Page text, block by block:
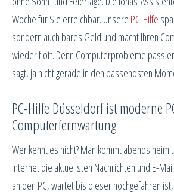
Woche für Sie erreichbar. Unsere PC-Hilfe
sondern auch bares Geld und macht Ihren
wieder flott. Denn Computerprobleme
sagt, ja nicht gerade in den passendsten
PC-Hilfe Düsseldorf ist moderne
Computerfernwartung
Wer kennt es nicht? Man kommt abends heim
Internet die aktuellsten Nachrichten und E-
an den PC, wartet bis dieser hochgefahren